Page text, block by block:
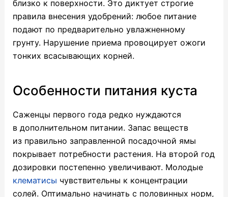
близко к поверхности. Это диктует строгие
правила внесения удобрений: любое питание
подают по предварительно увлажненному
грунту. Нарушение приема провоцирует ожоги
тонких всасывающих корней.
Особенности питания куста
Саженцы первого года редко нуждаются
в дополнительном питании. Запас веществ
из правильно заправленной посадочной ямы
покрывает потребности растения. На второй год
дозировки постепенно увеличивают. Молодые
клематисы чувствительны к концентрации
солей. Оптимально начинать с половинных норм,